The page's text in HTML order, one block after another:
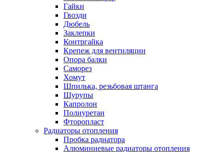
Гайки
Гвозди
Дюбель
Заклепки
Контргайка
Крепеж для вентиляции
Опора балки
Саморез
Хомут
Шпилька, резьбовая штанга
Шурупы
Капролон
Полиуретан
Фторопласт
Радиаторы отопления
Пробка радиатора
Алюминиевые радиаторы отопления